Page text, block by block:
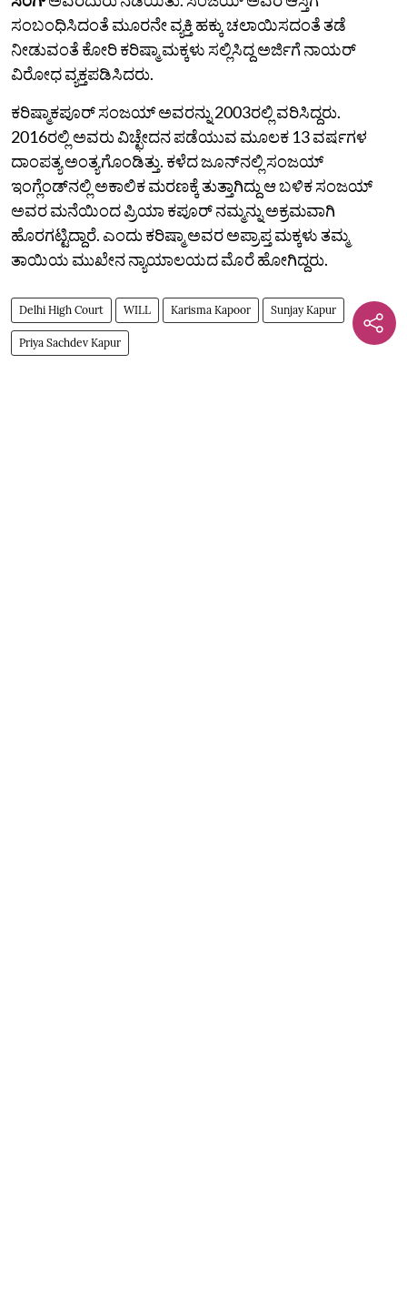
ಸಂಬಂಧಿಸಿದಂತೆ ಮೂರನೇ ವ್ಯಕ್ತಿ ಹಕ್ಕು ಚಲಾಯಿಸದಂತೆ ತಡೆ
ನೀಡುವಂತೆ ಕೋರಿ ಕರಿಷ್ಮಾ ಮಕ್ಕಳು ಸಲ್ಲಿಸಿದ್ದ ಅರ್ಜಿಗೆ ನಾಯರ್‌
ವಿರೋಧ ವ್ಯಕ್ತಪಡಿಸಿದರು.
ಕರಿಷ್ಮಾಕಪೂರ್‌ ಸಂಜಯ್‌ ಅವರನ್ನು 2003ರಲ್ಲಿ ವರಿಸಿದ್ದರು.
2016ರಲ್ಲಿ ಅವರು ವಿಚ್ಛೇದನ ಪಡೆಯುವ ಮೂಲಕ 13 ವರ್ಷಗಳ
ದಾಂಪತ್ಯ ಅಂತ್ಯಗೊಂಡಿತ್ತು. ಕಳೆದ ಜೂನ್‌ನಲ್ಲಿ ಸಂಜಯ್‌
ಇಂಗ್ಲೆಂಡ್‌ನಲ್ಲಿ ಅಕಾಲಿಕ ಮರಣಕ್ಕೆ ತುತ್ತಾಗಿದ್ದು ಆ ಬಳಿಕ ಸಂಜಯ್‌
ಅವರ ಮನೆಯಿಂದ ಪ್ರಿಯಾ ಕಪೂರ್‌ ನಮ್ಮನ್ನು ಅಕ್ರಮವಾಗಿ
ಹೊರಗಟ್ಟಿದ್ದಾರೆ. ಎಂದು ಕರಿಷ್ಮಾ ಅವರ ಅಪ್ರಾಪ್ತ ಮಕ್ಕಳು ತಮ್ಮ
ತಾಯಿಯ ಮುಖೇನ ನ್ಯಾಯಾಲಯದ ಮೊರೆ ಹೋಗಿದ್ದರು.
Delhi High Court WILL Karisma Kapoor Sunjay Kapur
Priya Sachdev Kapur